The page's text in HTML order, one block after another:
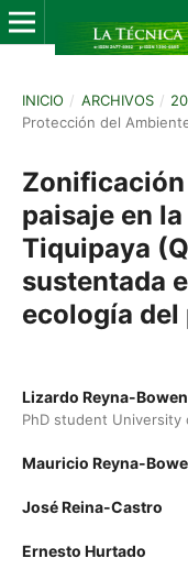
INICIO / ARCHIVOS /
Protección del
paisaje en
Tiquipaya
sustentada
ecología del
Lizardo Reyna-Bowen
PhD student University
Mauricio Reyna-
José Reina-Castro
Ernesto Hurtado